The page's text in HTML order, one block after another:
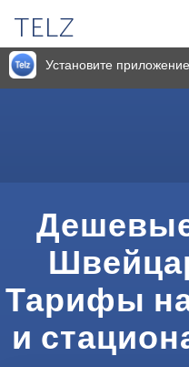
TELZ
Установите
Тарифы
и